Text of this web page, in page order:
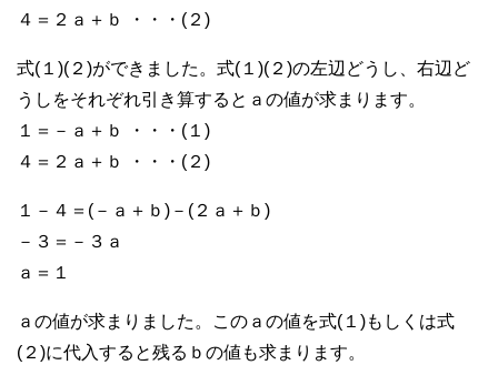
４＝２ａ＋ｂ ・・・(２)
式(１)(２)ができました。式(１)(２)の左辺どうし、右辺ど
うしをそれぞれ引き算するとａの値が求まります。
１＝－ａ＋ｂ ・・・(１)
４＝２ａ＋ｂ ・・・(２)
１－４＝(－ａ＋ｂ)－(２ａ＋ｂ)
－３＝－３ａ
ａ＝１
ａの値が求まりました。このａの値を式(１)もしくは式
(２)に代入すると残るｂの値も求まります。